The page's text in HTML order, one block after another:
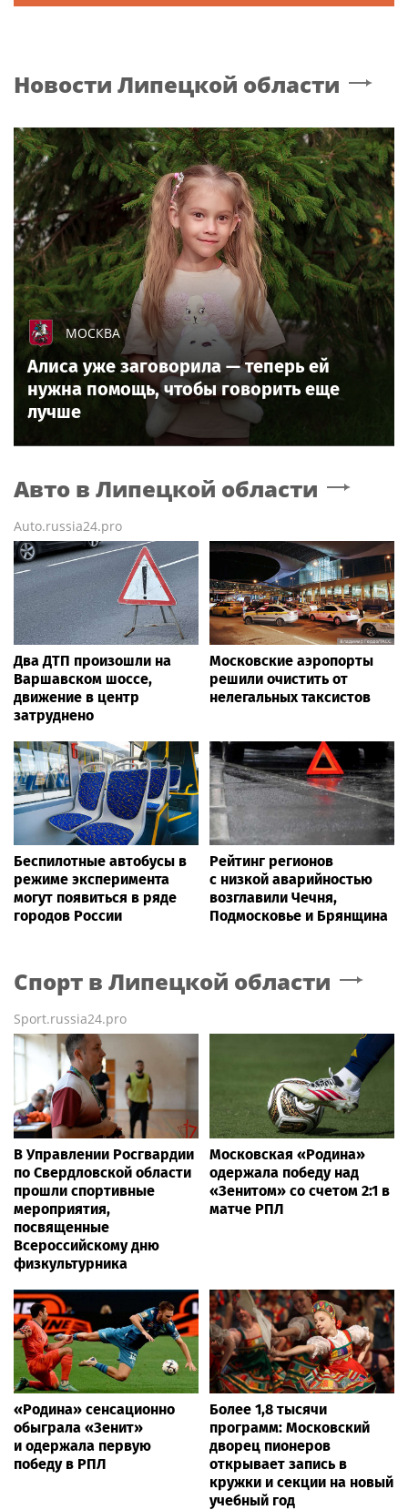
Новости Липецкой области
МОСКВА
Алиса уже заговорила — теперь ей
нужна помощь, чтобы говорить еще
лучше
Авто в Липецкой области
Auto.russia24.pro
Два ДТП произошли на
Варшавском шоссе,
движение в центр
затруднено
Московские аэропорты
решили очистить от
нелегальных таксистов
Беспилотные автобусы в
режиме эксперимента
могут появиться в ряде
городов России
Рейтинг регионов
с низкой аварийностью
возглавили Чечня,
Подмосковье и Брянщина
Спорт в Липецкой области
Sport.russia24.pro
В Управлении Росгвардии
по Свердловской области
прошли спортивные
мероприятия,
посвященные
Всероссийскому дню
физкультурника
Московская «Родина»
одержала победу над
«Зенитом» со счетом 2:1 в
матче РПЛ
«Родина» сенсационно
обыграла «Зенит»
и одержала первую
победу в РПЛ
Более 1,8 тысячи
программ: Московский
дворец пионеров
открывает запись в
кружки и секции на новый
учебный год